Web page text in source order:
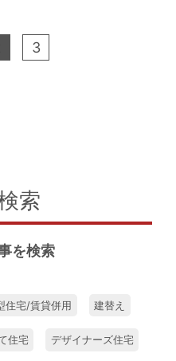
3
索
を検索
住宅/賃貸併用 建替え
住宅 デザイナーズ住宅